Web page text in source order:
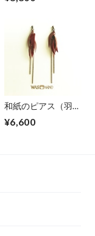
和紙のピアス（羽）
¥6,600